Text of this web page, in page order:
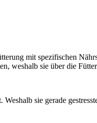
mit spezifischen
weshalb sie über die
sie gerade